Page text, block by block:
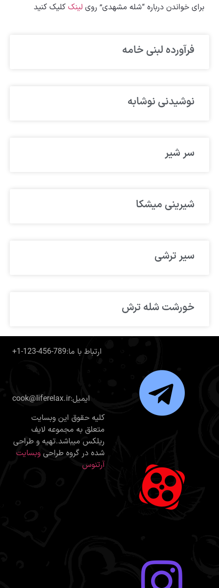
برای خواندن درباره “شله مشهدی” روی لینک کلیک کنید
فرآورده لبنی خامه
نوشیدنی نوشابه
سر شیر
شیرینی میشکا
سیر ترشی
خورشت شله ترش
+1-123-456-789:ارتباط با ما
cook@liferelax.ir:ایمیل
کلیه حقوق این وبسایت
متعلق به مجموعه لایف
ریلکس میباشد.تهیه و طراحی
شده در گروه طراحی وبسایت
آرتنوس